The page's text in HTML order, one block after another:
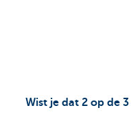
Wist je dat 2 op de